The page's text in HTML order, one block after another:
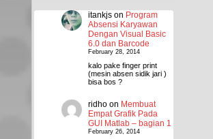
itankjs on Program
Absensi Karyawan
Dengan Visual Basic
6.0 dan Barcode
February 28, 2014
kalo pake finger print
(mesin absen sidik jari )
bisa bos ?
ridho on Membuat
Empat Grafik Pada
GUI Matlab – bagian 1
February 26, 2014